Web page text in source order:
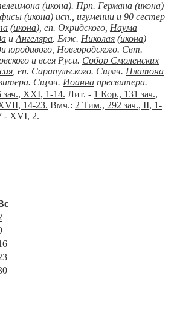
(икона). Прп. Германа (икона)
(икона) исп., игумении и 90 сестер
(икона), еп. Охридского, Наума
и Ангеляра. Блж. Николая (икона)
юродивого, Новгородского. Свт.
и всея Руси. Собор Смоленских
, еп. Сарапульского. Сщмч. Платона
Сщмч. Иоанна пресвитера.
XXI, 1-14. Лит. - 1 Кор., 131 зач.,
14-23. Вмч.: 2 Тим., 292 зач., II, 1-
- XVI, 2.